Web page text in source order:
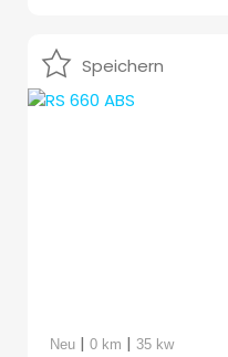
Speichern
Neu | 0 km | 35 kw